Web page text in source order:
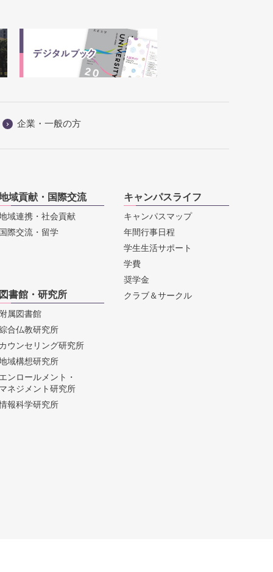
企業・一般の方
域貢献・国際交流
域連携・社会貢献
際交流・留学
キャンパスライフ
キャンパスマップ
年間行事日程
学生生活サポート
学費
奨学金
クラブ＆サークル
書館・研究所
属図書館
合仏教研究所
ウンセリング研究所
域構想研究所
ンロールメント・
ネジメント研究所
報科学研究所